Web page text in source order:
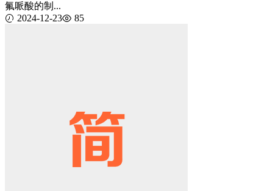
氟哌酸的制...
2024-12-23
85